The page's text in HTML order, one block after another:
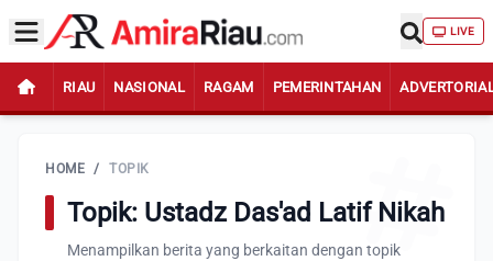
LIVE
RIAU NASIONAL RAGAM PEMERINTAHAN
HOME / TOPIK
Topik: Ustadz Das'ad Latif Nikah
Menampilkan berita yang berkaitan dengan topik